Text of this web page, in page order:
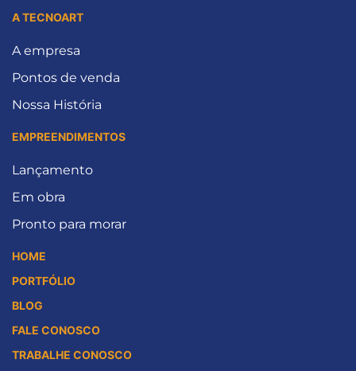
A TECNOART
A empresa
Pontos de venda
Nossa História
EMPREENDIMENTOS
Lançamento
Em obra
Pronto para morar
HOME
PORTFÓLIO
BLOG
FALE CONOSCO
TRABALHE CONOSCO